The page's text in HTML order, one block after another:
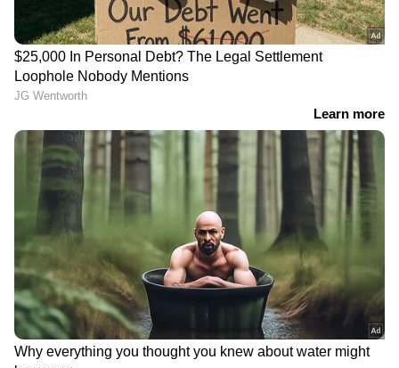
DOWNLOAD APP
കേരളത്തിലെ എല്ലാ Local News
അറിയാൻ
എപ്പോഴും ഏഷ്യാനെറ്റ് ന്യൂസ് വാർത്തകൾ.
Malayalam News
അപ്‌ഡേറ്റുകളും
ആഴത്തിലുള്ള വിശകലനവും സമഗ്രമായ
റിപ്പോർട്ടിംഗും — എല്ലാം ഒരൊറ്റ സ്ഥലത്ത്.
ഏത് സമയത്തും, എവിടെയും
വിശ്വസനീയമായ വാർത്തകൾ ലഭിക്കാൻ
Asianet News Malayalam